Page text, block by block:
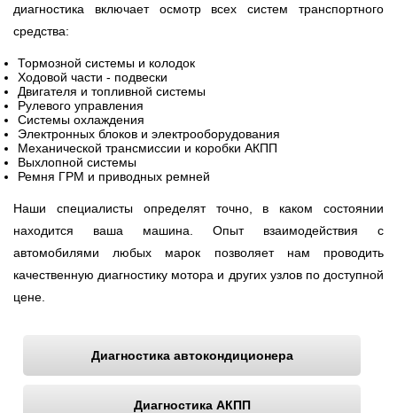
диагностика включает осмотр всех систем транспортного
средства:
Тормозной системы и колодок
Ходовой части - подвески
Двигателя и топливной системы
Рулевого управления
Системы охлаждения
Электронных блоков и электрооборудования
Механической трансмиссии и коробки АКПП
Выхлопной системы
Ремня ГРМ и приводных ремней
Наши специалисты определят точно, в каком состоянии
находится ваша машина. Опыт взаимодействия с
автомобилями любых марок позволяет нам проводить
качественную диагностику мотора и других узлов по доступной
цене.
Диагностика автокондиционера
Диагностика АКПП